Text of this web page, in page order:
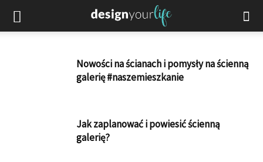
Nowości na ścianach i pomysły na ścienną
galerię #naszemieszkanie
Jak zaplanować i powiesić ścienną
galerię?